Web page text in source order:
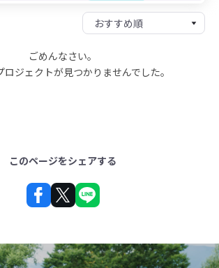
ごめんなさい。
ロジェクトが見つかりませんでした。
このページをシェアする